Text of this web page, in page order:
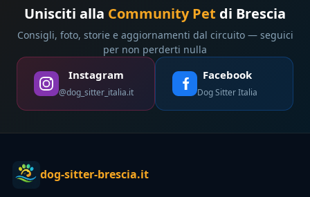
Unisciti alla Community Pet di Brescia
Consigli, foto, storie e aggiornamenti dal circuito — seguici
per non perderti nulla
Instagram
@dog_sitter_italia.it
Facebook
Dog Sitter Italia
dog-sitter-brescia.it